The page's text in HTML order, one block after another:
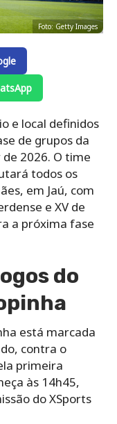
Foto: Getty Images
e local definidos
de grupos da
de 2026. O time
todos os
em Jaú, com
e XV de
a próxima fase
do
está marcada
contra o
primeira
às 14h45,
do XSports